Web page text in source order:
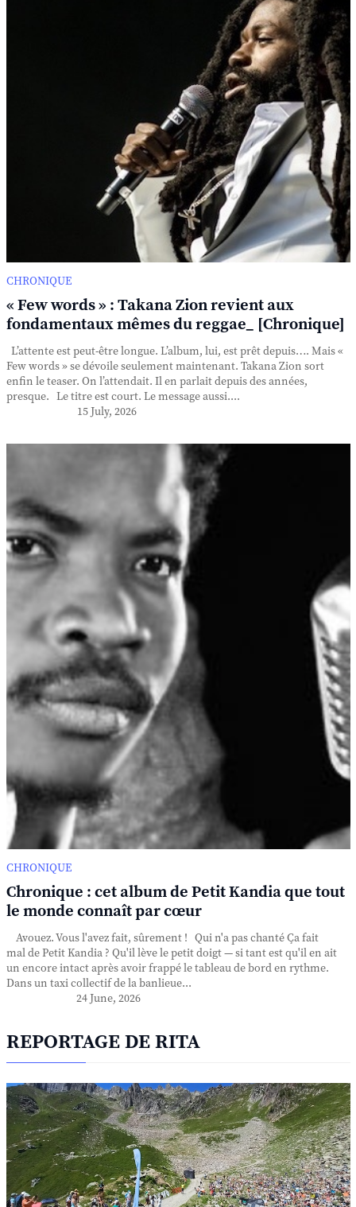
CHRONIQUE
« Few words » : Takana Zion revient aux
fondamentaux mêmes du reggae_ [Chronique]
L’attente est peut-être longue. L’album, lui, est prêt depuis…. Mais «
Few words » se dévoile seulement maintenant. Takana Zion sort
enfin le teaser. On l’attendait. Il en parlait depuis des années,
presque. Le titre est court. Le message aussi....
15 July, 2026
CHRONIQUE
Chronique : cet album de Petit Kandia que tout
le monde connaît par cœur
Avouez. Vous l'avez fait, sûrement ! Qui n'a pas chanté Ça fait
mal de Petit Kandia ? Qu'il lève le petit doigt — si tant est qu'il en ait
un encore intact après avoir frappé le tableau de bord en rythme.
Dans un taxi collectif de la banlieue...
24 June, 2026
REPORTAGE DE RITA